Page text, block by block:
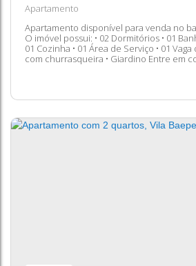
Apartamento
Apartamento disponível para venda no
O imóvel possui: • 02 Dormitórios • 01 Banheiro • 01 Sala/Jantar •
01 Cozinha • 01 Área de Serviço • 01 Vaga de Garagem • Sacada
com churrasqueira • Giardino Entre em contato conosco para
mais informações, ficaremos felizes em
disponibilidade e valores dos imóveis